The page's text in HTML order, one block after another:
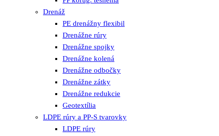
Drenáž
PE drenážny flexibil
Drenážne rúry
Drenážne spojky
Drenážne kolená
Drenážne odbočky
Drenážne zátky
Drenážne redukcie
Geotextília
LDPE rúry a PP-S tvarovky
LDPE rúry